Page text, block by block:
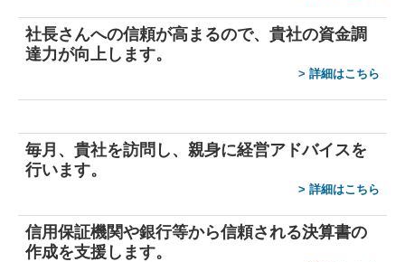
TKCシステムQ&A
社長さんへの信頼が高まるので、貴社の資金調
達力が向上します。
> 詳細はこちら
毎月、貴社を訪問し、親身に経営アドバイスを
行います。
> 詳細はこちら
信用保証機関や銀行等から信頼される決算書の
作成を支援します。